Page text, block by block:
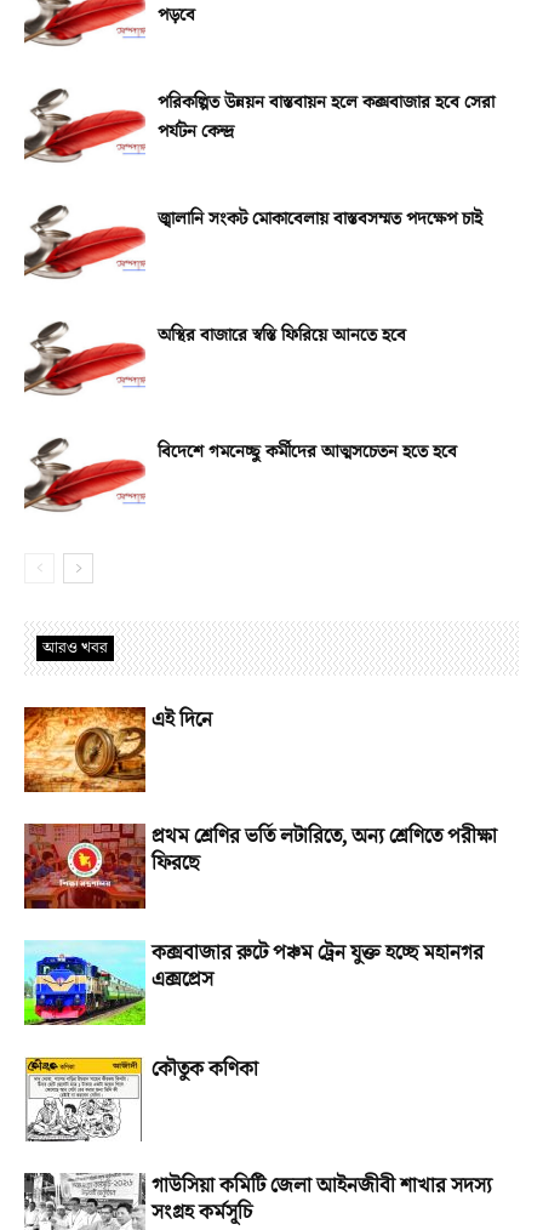
পড়বে
পরিকল্পিত উন্নয়ন বাস্তবায়ন হলে কক্সবাজার হবে সেরা
পর্যটন কেন্দ্র
জ্বালানি সংকট মোকাবেলায় বাস্তবসম্মত পদক্ষেপ চাই
অস্থির বাজারে স্বস্তি ফিরিয়ে আনতে হবে
বিদেশে গমনেচ্ছু কর্মীদের আত্মসচেতন হতে হবে
আরও খবর
এই দিনে
প্রথম শ্রেণির ভর্তি লটারিতে, অন্য শ্রেণিতে পরীক্ষা
ফিরছে
কক্সবাজার রুটে পঞ্চম ট্রেন যুক্ত হচ্ছে মহানগর
এক্সপ্রেস
কৌতুক কণিকা
গাউসিয়া কমিটি জেলা আইনজীবী শাখার সদস্য
সংগ্রহ কর্মসূচি